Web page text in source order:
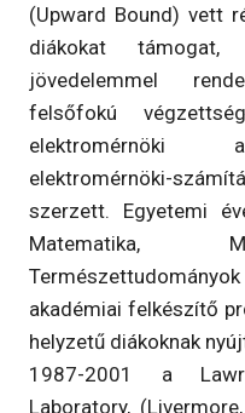
(Upward Bound) vett
diákokat támogat,
jövedelemmel
felsőfokú
elektromérnöki
elektromérnöki-
szerzett. Egyetemi
Matematika,
akadémiai felkészítő
helyzetű diákoknak
1987-2001 a
Laboratory,